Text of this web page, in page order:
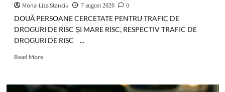
Cătina
Mona-Liza Stanciu
7 august 2026
0
DOUĂ PERSOANE CERCETATE PENTRU TRAFIC DE
DROGURI DE RISC ȘI MARE RISC, RESPECTIV TRAFIC DE
DROGURI DE RISC ...
Read MoreRead
Rețea